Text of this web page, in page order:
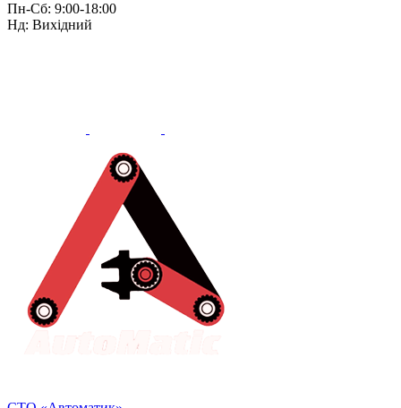
Пн-Сб: 9:00-18:00
Нд: Вихідний